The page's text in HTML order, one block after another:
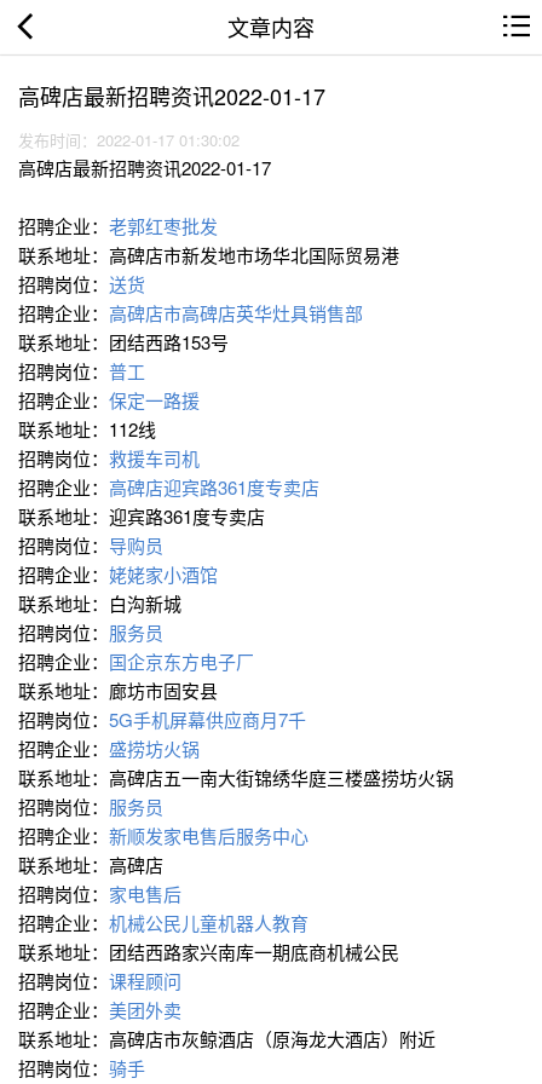
文章内容
高碑店最新招聘资讯2022-01-17
发布时间：2022-01-17 01:30:02
高碑店最新招聘资讯2022-01-17
招聘企业： 老郭红枣批发
联系地址：高碑店市新发地市场华北国际贸易港
招聘岗位： 送货
招聘企业： 高碑店市高碑店英华灶具销售部
联系地址：团结西路153号
招聘岗位： 普工
招聘企业： 保定一路援
联系地址：112线
招聘岗位： 救援车司机
招聘企业： 高碑店迎宾路361度专卖店
联系地址：迎宾路361度专卖店
招聘岗位： 导购员
招聘企业： 姥姥家小酒馆
联系地址：白沟新城
招聘岗位： 服务员
招聘企业： 国企京东方电子厂
联系地址：廊坊市固安县
招聘岗位： 5G手机屏幕供应商月7千
招聘企业： 盛捞坊火锅
联系地址：高碑店五一南大街锦绣华庭三楼盛捞坊火锅
招聘岗位： 服务员
招聘企业： 新顺发家电售后服务中心
联系地址：高碑店
招聘岗位： 家电售后
招聘企业： 机械公民儿童机器人教育
联系地址：团结西路家兴南库一期底商机械公民
招聘岗位： 课程顾问
招聘企业： 美团外卖
联系地址：高碑店市灰鲸酒店（原海龙大酒店）附近
招聘岗位： 骑手